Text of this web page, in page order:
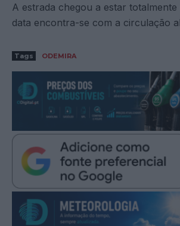
A estrada chegou a estar
data encontra-se com a circulação
Tags ODEMIRA